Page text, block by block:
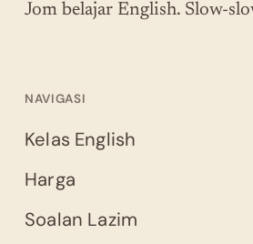
Jom belajar English. Slow-
NAVIGASI
Kelas English
Harga
Soalan Lazim